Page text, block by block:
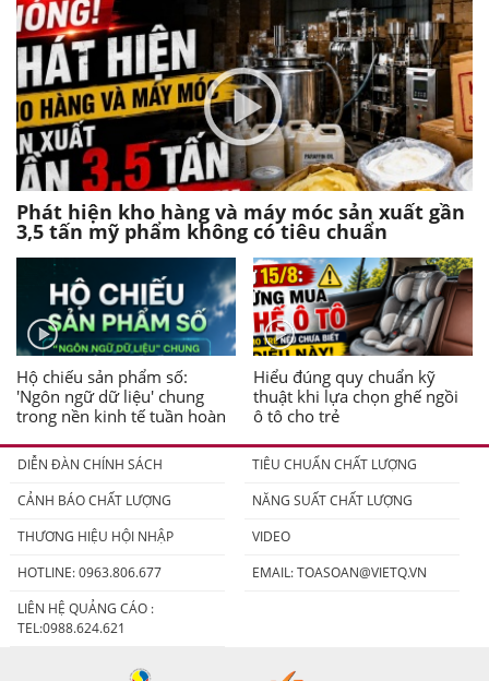
Phát hiện kho hàng và máy móc sản xuất gần
3,5 tấn mỹ phẩm không có tiêu chuẩn
Hộ chiếu sản phẩm số:
'Ngôn ngữ dữ liệu' chung
trong nền kinh tế tuần hoàn
Hiểu đúng quy chuẩn kỹ
thuật khi lựa chọn ghế ngồi
ô tô cho trẻ
DIỄN ĐÀN CHÍNH SÁCH
TIÊU CHUẨN CHẤT LƯỢNG
CẢNH BÁO CHẤT LƯỢNG
NĂNG SUẤT CHẤT LƯỢNG
THƯƠNG HIỆU HỘI NHẬP
VIDEO
HOTLINE: 0963.806.677
EMAIL:TOASOAN@VIETQ.VN
LIÊN HỆ QUẢNG CÁO :
TEL:0988.624.621